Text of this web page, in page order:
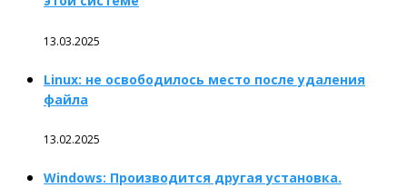
13.03.2025
Linux: не освободилось место после удаления
файла
13.02.2025
Windows: Производится другая установка.